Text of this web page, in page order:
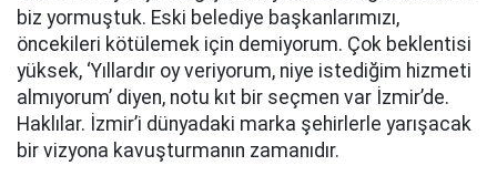
biz yormuştuk. Eski belediye başkanlarımızı,
öncekileri kötülemek için demiyorum. Çok beklentisi
yüksek, ‘Yıllardır oy veriyorum, niye istediğim hizmeti
almıyorum’ diyen, notu kıt bir seçmen var İzmir’de.
Haklılar. İzmir’i dünyadaki marka şehirlerle yarışacak
bir vizyona kavuşturmanın zamanıdır.